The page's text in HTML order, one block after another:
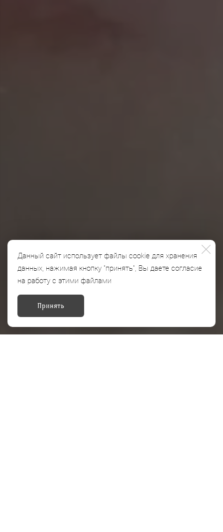
Данный сайт использует файлы cookie для хранения
данных, нажимая кнопку "принять", Вы даете согласие
на работу с этими файлами
Принять